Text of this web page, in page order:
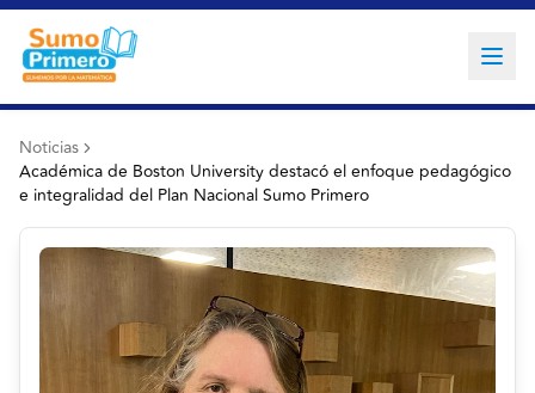
Noticias
Académica de Boston University destacó el enfoque pedagógico
e integralidad del Plan Nacional Sumo Primero